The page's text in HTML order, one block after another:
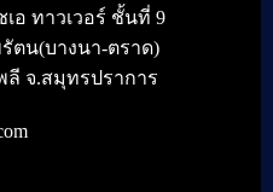
เอ ทาวเวอร์ ชั้นที่ 9
ตน(บางนา-ตราด)
ลี จ.สมุทรปราการ